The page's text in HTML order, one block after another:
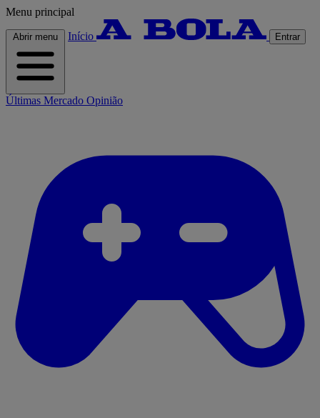
Menu principal
Abrir menu Início Entrar
Últimas Mercado Opinião